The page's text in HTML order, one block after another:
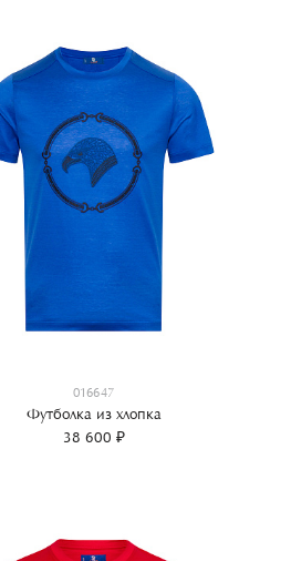
016647
Футболка из хлопка
38 600 ₽